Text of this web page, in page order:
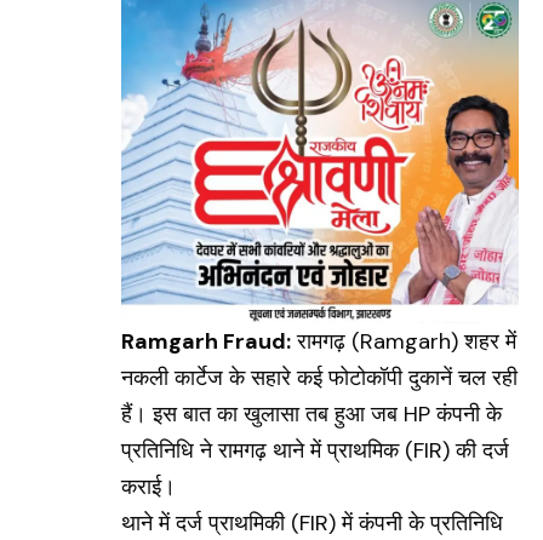
Ramgarh Fraud:रामगढ़ (Ramgarh) शहर में
नकली कार्टेज के सहारे कई फोटोकॉपी दुकानें चल रही
हैं। इस बात का खुलासा तब हुआ जब HP कंपनी के
प्रतिनिधि ने रामगढ़ थाने में प्राथमिक (FIR) की दर्ज
कराई।
थाने में दर्ज प्राथमिकी (FIR) में कंपनी के प्रतिनिधि